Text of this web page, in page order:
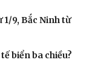
9, Bắc Ninh từ
biển ba chiều?